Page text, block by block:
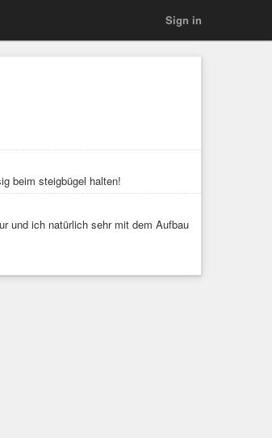
Sign in
beim steigbügel halten!
und ich natürlich sehr mit dem Aufbau